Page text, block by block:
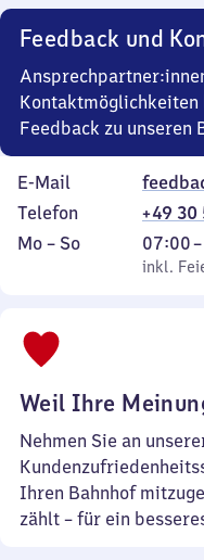
Uhr
Feedback und
Kontaktmöglichkeiten
Feedback zu unseren
E-Mail
Telefon
+49
Montag
Mo – So,
inkl. Feiertage
07:00–
Von
7
inkl.
Weil Ihre
Nehmen Sie an
Ihren Bahnhof
zählt – für ein